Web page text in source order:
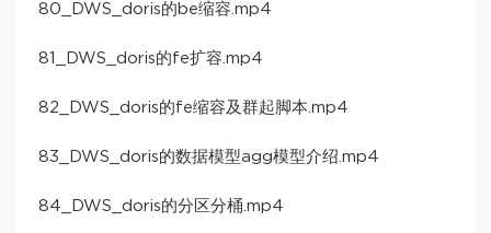
80_DWS_doris的be缩容.mp4
81_DWS_doris的fe扩容.mp4
82_DWS_doris的fe缩容及群起脚本.mp4
83_DWS_doris的数据模型agg模型介绍.mp4
84_DWS_doris的分区分桶.mp4